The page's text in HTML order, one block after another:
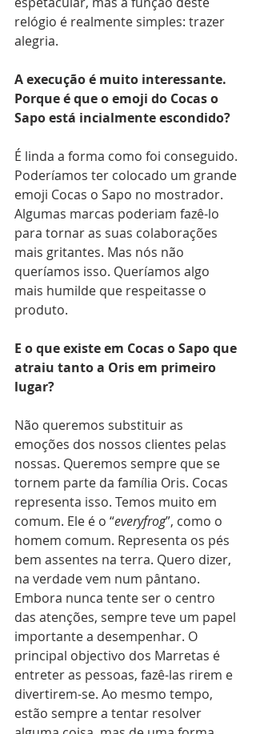
relógio é realmente simples: trazer
alegria.
A execução é muito interessante.
Porque é que o emoji do Cocas o
Sapo está incialmente escondido?
É linda a forma como foi conseguido.
Poderíamos ter colocado um grande
emoji Cocas o Sapo no mostrador.
Algumas marcas poderiam fazê-lo
para tornar as suas colaborações
mais gritantes. Mas nós não
queríamos isso. Queríamos algo
mais humilde que respeitasse o
produto.
E o que existe em Cocas o Sapo que
atraiu tanto a Oris em primeiro
lugar?
Não queremos substituir as
emoções dos nossos clientes pelas
nossas. Queremos sempre que se
tornem parte da família Oris. Cocas
representa isso. Temos muito em
comum. Ele é o “everyfrog”, como o
homem comum. Representa os pés
bem assentes na terra. Quero dizer,
na verdade vem num pântano.
Embora nunca tente ser o centro
das atenções, sempre teve um papel
importante a desempenhar. O
principal objectivo dos Marretas é
entreter as pessoas, fazê-las rirem e
divertirem-se. Ao mesmo tempo,
estão sempre a tentar resolver